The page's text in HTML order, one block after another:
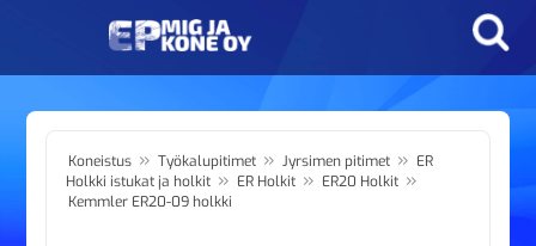
Koneistus » Työkalupitimet » Jyrsimen pitimet » ER
Holkki istukat ja holkit » ER Holkit » ER20 Holkit »
Kemmler ER20-09 holkki